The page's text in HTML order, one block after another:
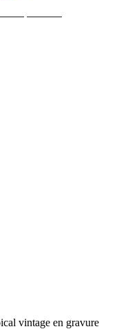
vintage en gravure